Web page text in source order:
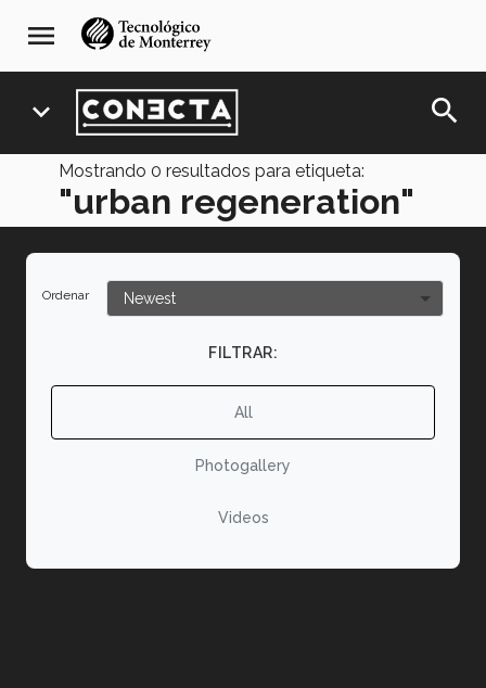
navegación
principal
menu
expand_more search
Mostrando 0 resultados para etiqueta:
"urban regeneration"
Ordenar
FILTRAR:
All
Photogallery
Videos